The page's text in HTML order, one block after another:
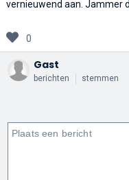
vernieuwend aan. Jammer
0
Gast
berichten stemmen